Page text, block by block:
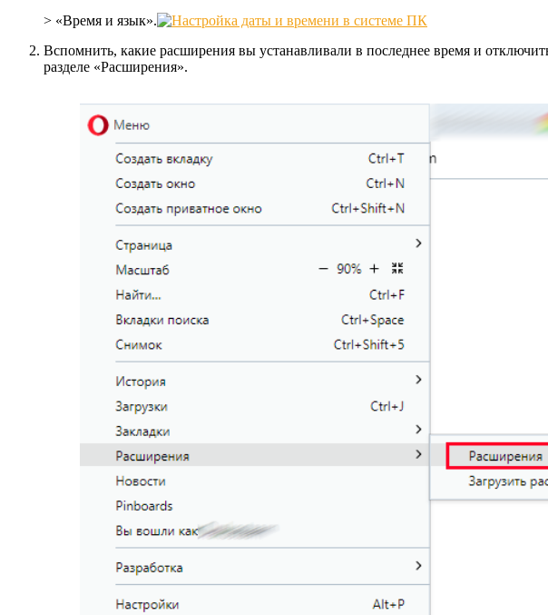
> «Время и язык».
Вспомнить, какие расширения вы устанавливали в последнее время и
разделе «Расширения».